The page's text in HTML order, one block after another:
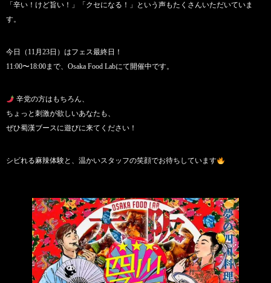
「辛い！けど旨い！」「クセになる！」という声もたくさんいただいていま
す。
今日（11月23日）はフェス最終日！
11:00〜18:00まで、Osaka Food Labにて開催中です。
辛党の方はもちろん、
ちょっと刺激が欲しいあなたも、
ぜひ蜀漢ブースに遊びに来てください！
シビれる麻辣体験と、温かいスタッフの笑顔でお待ちしています